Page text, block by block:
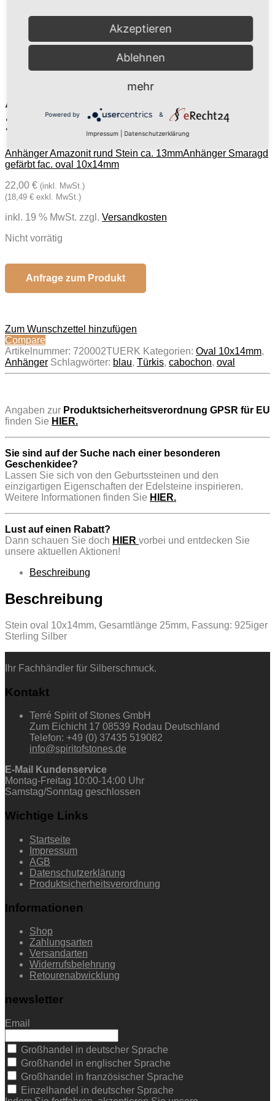
Anhänger Türkis oval
10x14mm gefärbter Howlith
Anhänger Amazonit rund Stein ca. 13mmAnhänger Smaragd
gefärbt fac. oval 10x14mm
22,00 € (inkl. MwSt.)
(18,49 € exkl. MwSt.)
inkl. 19 % MwSt. zzgl. Versandkosten
Nicht vorrätig
Anfrage zum Produkt
Zum Wunschzettel hinzufügen
Compare
Artikelnummer: 720002TUERK Kategorien: Oval 10x14mm,
Anhänger Schlagwörter: blau, Türkis, cabochon, oval
Angaben zur Produktsicherheitsverordnung GPSR für EU
finden Sie HIER.
Sie sind auf der Suche nach einer besonderen
Geschenkidee?
Lassen Sie sich von den Geburtssteinen und den
einzigartigen Eigenschaften der Edelsteine inspirieren.
Weitere Informationen finden Sie HIER.
Lust auf einen Rabatt?
Dann schauen Sie doch HIER vorbei und entdecken Sie
unsere aktuellen Aktionen!
Beschreibung
Beschreibung
Stein oval 10x14mm, Gesamtlänge 25mm, Fassung: 925iger
Sterling Silber
Ihr Fachhändler für Silberschmuck.
Kontakt
Terré Spirit of Stones GmbH
Zum Eichicht 17 08539 Rodau Deutschland
Telefon: +49 (0) 37435 519082
info@spiritofstones.de
E-Mail Kundenservice
Montag-Freitag 10:00-14:00 Uhr
Samstag/Sonntag geschlossen
Wichtige Links
Startseite
Impressum
AGB
Datenschutzerklärung
Produktsicherheitsverordnung
Informationen
Shop
Zahlungsarten
Versandarten
Widerrufsbelehrung
Retourenabwicklung
newsletter
Email
Großhandel in deutscher Sprache
Großhandel in englischer Sprache
Großhandel in französischer Sprache
Einzelhandel in deutscher Sprache
Akzeptieren
Ablehnen
mehr
Powered by &
Impressum Datenschutzerklärung